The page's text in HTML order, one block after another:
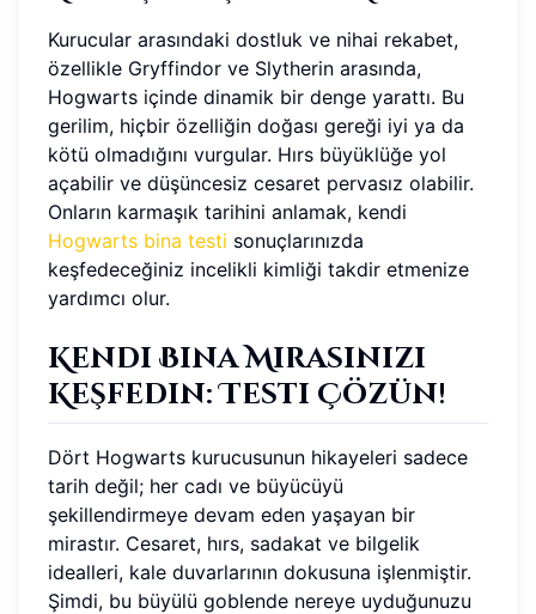
Kurucular arasındaki dostluk ve nihai rekabet,
özellikle Gryffindor ve Slytherin arasında,
Hogwarts içinde dinamik bir denge yarattı. Bu
gerilim, hiçbir özelliğin doğası gereği iyi ya da
kötü olmadığını vurgular. Hırs büyüklüğe yol
açabilir ve düşüncesiz cesaret pervasız olabilir.
Onların karmaşık tarihini anlamak, kendi
Hogwarts bina testi sonuçlarınızda
keşfedeceğiniz incelikli kimliği takdir etmenize
yardımcı olur.
Kendi Bina Mirasınızı
Keşfedin: Testi Çözün!
Dört Hogwarts kurucusunun hikayeleri sadece
tarih değil; her cadı ve büyücüyü
şekillendirmeye devam eden yaşayan bir
mirastır. Cesaret, hırs, sadakat ve bilgelik
idealleri, kale duvarlarının dokusuna işlenmiştir.
Şimdi, bu büyülü goblende nereye uyduğunuzu